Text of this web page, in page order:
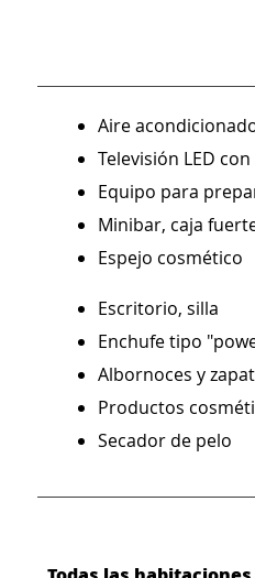
Aire
Televisión LED
Equipo para
Minibar, caja
Espejo cosmético
Escritorio, silla
Enchufe tipo
Albornoces y
Productos
Secador de pelo